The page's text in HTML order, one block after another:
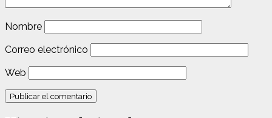
Nombre
Correo electrónico
Web